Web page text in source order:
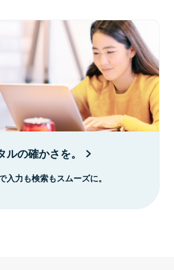
の確かさを。
入力も検索もスムーズに。